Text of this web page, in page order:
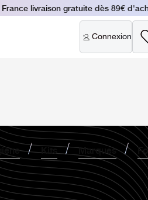
Connexion
Kits Marques
livraison gratuite dès 89€ d'achat